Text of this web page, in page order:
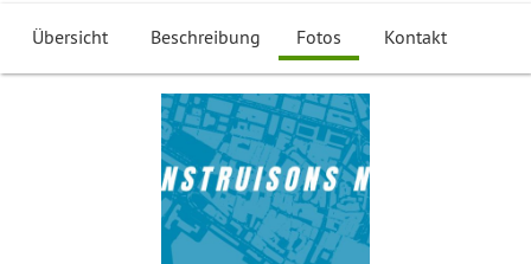
Übersicht Beschreibung Fotos Kontakt